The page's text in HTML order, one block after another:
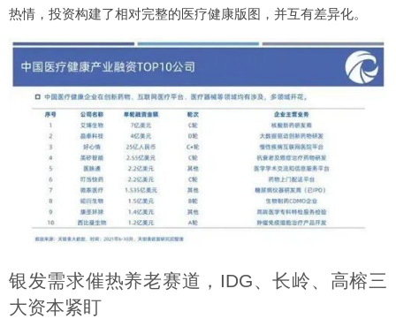
热情，投资构建了相对完整的医疗健康版图，并互有差异化。
银发需求催热养老赛道，IDG、长岭、高榕三
大资本紧盯